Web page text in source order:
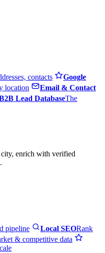
contacts
Google
location
Email & Contact
Lead DatabaseThe
enrich with verified
pipeline Local SEORank
& competitive data